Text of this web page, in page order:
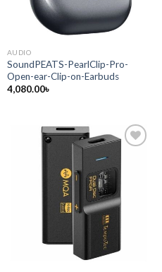
AUDIO
SoundPEATS-PearlClip-Pro-
Open-ear-Clip-on-Earbuds
4,080.00৳